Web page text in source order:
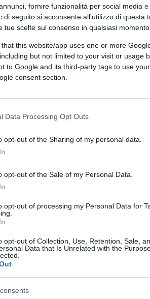
fornire funzionalità per social media
di seguito si acconsente all'utilizzo di questa
tue scelte sul consenso in qualsiasi
that this website/app uses one or more
but not limited to your visit or usage
to Google and its third-party tags to use
consent section.
Data Processing Opt Outs
opt-out of the Sharing of my personal data.
opt-out of the Sale of my Personal Data.
opt-out of processing my Personal Data for
opt-out of Collection, Use, Retention, Sale,
Data that Is Unrelated with the
verde di
per il cliente, l
che assicura anche un
importanti nella vita del
un po’ più “dolce” la vita dei
sostenibileEdison, che sta
abbattere le emissioni, ha poi
: l’energia di Edison Sweet Luce
carbonio del gas impiegato da